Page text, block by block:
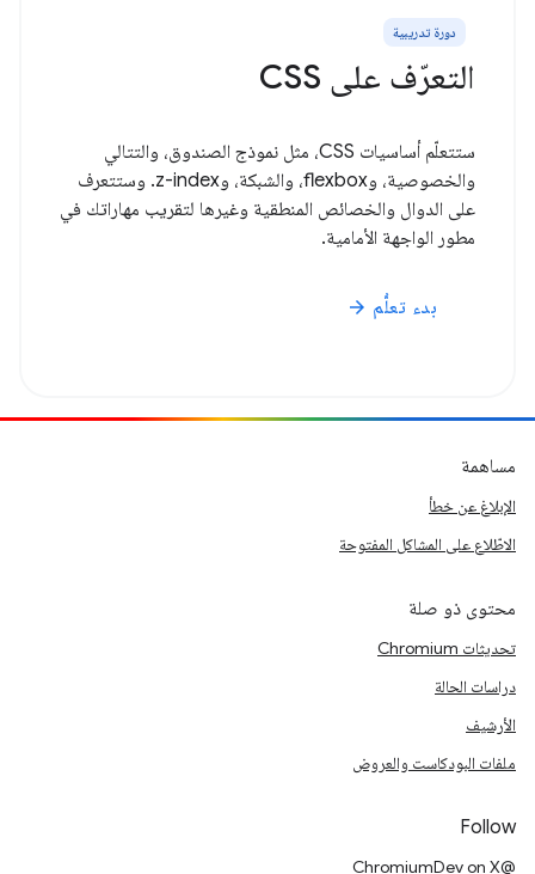
دورة تدريبية
التعرّف على CSS
ستتعلّم أساسيات CSS، مثل نموذج الصندوق، والتتالي
والخصوصية، وflexbox، والشبكة، وz-index. وستتعرف
على الدوال والخصائص المنطقية وغيرها لتقريب مهاراتك في
مطور الواجهة الأمامية.
بدء تعلُّم arrow_forward
مساهمة
الإبلاغ عن خطأ
الاطّلاع على المشاكل المفتوحة
محتوى ذو صلة
تحديثات Chromium
دراسات الحالة
الأرشيف
ملفات البودكاست والعروض
Follow
@ChromiumDev on X